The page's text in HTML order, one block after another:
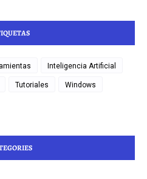
Inteligencia Artificial
Tutoriales Windows